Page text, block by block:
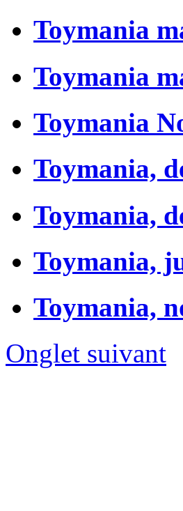
Toymania
Toymania
Toymania
Toymania,
Toymania,
Toymania,
Toymania,
Onglet suivant